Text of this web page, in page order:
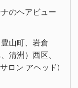
のヘアビュー
山町、岩倉
清洲）西区、
ロン アヘッド)